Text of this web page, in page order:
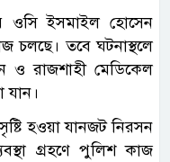
ওসি ইসমাইল হোসেন
চলছে। তবে ঘটনাস্থলে
ও রাজশাহী মেডিকেল
হওয়া যানজট নিরসন
গ্রহণে পুলিশ কাজ